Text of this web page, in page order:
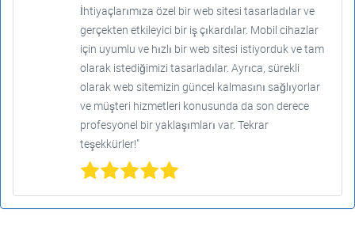
İhtiyaçlarımıza özel bir web sitesi tasarladılar ve
gerçekten etkileyici bir iş çıkardılar. Mobil cihazlar
için uyumlu ve hızlı bir web sitesi istiyorduk ve tam
olarak istediğimizi tasarladılar. Ayrıca, sürekli
olarak web sitemizin güncel kalmasını sağlıyorlar
ve müşteri hizmetleri konusunda da son derece
profesyonel bir yaklaşımları var. Tekrar
teşekkürler!"